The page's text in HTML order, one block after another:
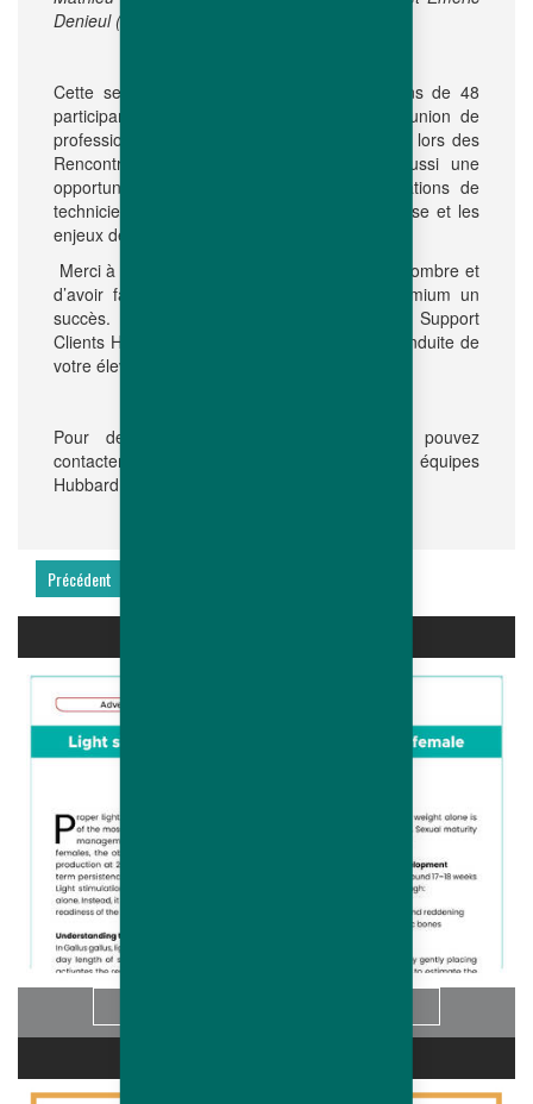
Denieul (Chef de Produits Gamme Premium).
Cette seconde édition a rassemblé pas moins de 48
participants venus de tout le pays : une réunion de
professionnels qui apprécient de se retrouver lors des
Rencontres avec l’équipe Hubbard. C’est aussi une
opportunité d’introduire les nouvelles générations de
techniciens et de partager avec elles la richesse et les
enjeux de nos métiers passionnants.
Merci à tous les participants d’être venus en nombre et
d’avoir fait de ces Rencontres Hubbard Premium un
succès. Toujours à votre écoute, le Service Support
Clients Hubbard vous accompagne dans la conduite de
votre élevage !
Pour de plus amples informations, vous pouvez
contacter votre interlocuteur Hubbard ou les équipes
Hubbard sur :
Précédent